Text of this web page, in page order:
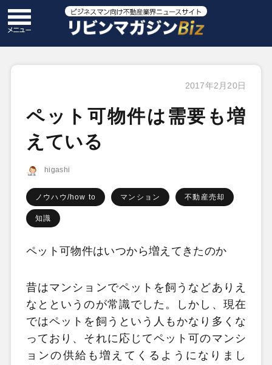
2017年2月20日
ペット可物件は需要も増
えている
higashi
ノウハウ/how to マンション 不動産売却
知識
ペット可物件はいつから増えてきたのか
昔はマンションでペットを飼うなどありえ
なとというのが常識でした。しかし、現在
ではペットを飼うという人もかなり多くな
っており、それに応じてペット可のマンシ
ョンの供給も増えてくるようになりまし